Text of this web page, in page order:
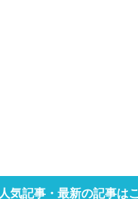
人気記事・最新の記事は